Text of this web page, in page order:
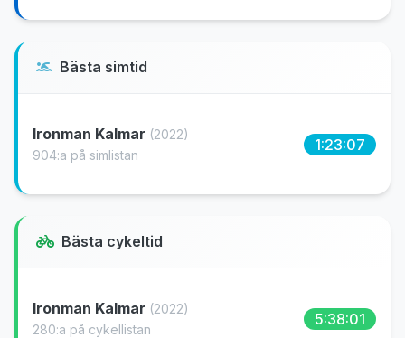
Bästa simtid
Ironman Kalmar (2022)
904:a på simlistan
1:23:07
Bästa cykeltid
Ironman Kalmar (2022)
280:a på cykellistan
5:38:01